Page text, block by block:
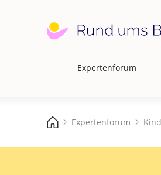
Hauptnavigation
Expertenforum
Expertenforum